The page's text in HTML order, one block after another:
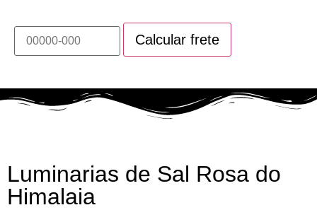
Luminarias de Sal Rosa do
Himalaia